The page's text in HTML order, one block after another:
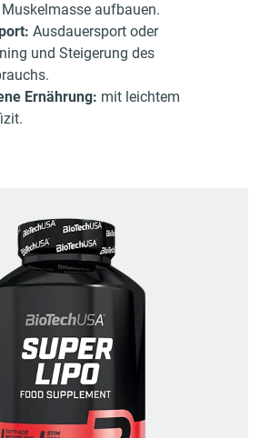
Muskelmasse aufbauen.
Ausdauersport oder
und Steigerung des
Ernährung: mit leichtem